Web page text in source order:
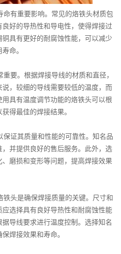
有重要影响。常见的烙铁头材质包
好的导热性和导电性，使得焊接过
具有更好的耐腐蚀性能，可以减少
命。
要。根据焊接导线的材质和直径，
，较细的导线需要较低的温度，而
具有温度调节功能的烙铁头可以根
得最佳的焊接结果。
证其质量和性能的可靠性。知名品
并提供良好的售后服务。此外，选
磨损和变形等问题，提高焊接效果
头是确保焊接质量的关键。尺寸和
选择具有良好导热性和耐腐蚀性能
导线要求进行温度控制。选择知名
焊接效果和寿命。